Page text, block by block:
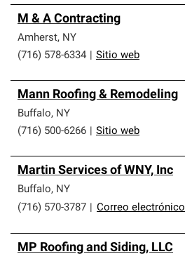
M & A Contracting
Amherst, NY
(716) 578-6334
Sitio web
Mann Roofing & Remodeling
Buffalo, NY
(716) 500-6266
Sitio web
Martin Services of WNY, Inc
Buffalo, NY
(716) 570-3787
Correo electrónico
MP Roofing and Siding, LLC